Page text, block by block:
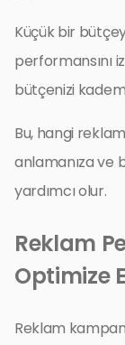
Küçük bir
performansını
bütçenizi
Bu, hangi
anlamanıza ve
yardımcı olur.
Reklam
Optimize
Reklam